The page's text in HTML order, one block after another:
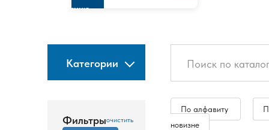
изданию
Категории
Фильтры
По алфавиту
новизне